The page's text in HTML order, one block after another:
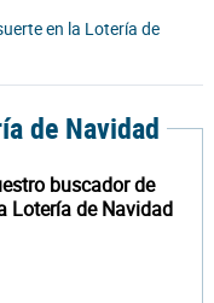
en la Lotería de
de Navidad
buscador de
Lotería de Navidad